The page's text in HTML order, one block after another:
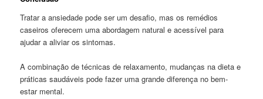
Tratar a ansiedade pode ser um desafio, mas os remédios
caseiros oferecem uma abordagem natural e acessível para
ajudar a aliviar os sintomas.
A combinação de técnicas de relaxamento, mudanças na dieta e
práticas saudáveis pode fazer uma grande diferença no bem-
estar mental.